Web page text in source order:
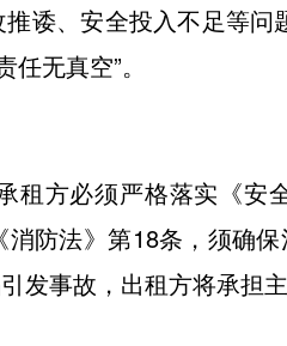
诿、安全投入不足等
无真空”。
租方必须严格落实《安
防法》第18条，须确
发事故，出租方将承担